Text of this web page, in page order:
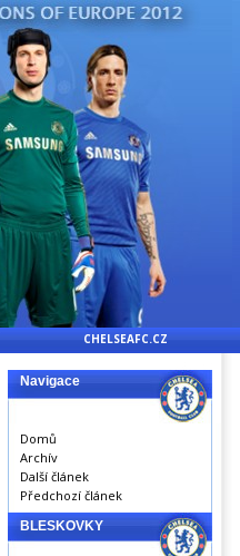
CHELSEAFC.CZ
Navigace
Domů
Archív
Další článek
Předchozí článek
BLESKOVKY